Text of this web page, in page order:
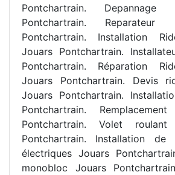
Pontchartrain.
Pontchartrain.
Pontchartrain. Installation
Jouars Pontchartrain.
Pontchartrain. Réparation
Jouars Pontchartrain. Devis
Jouars Pontchartrain.
Pontchartrain.
Pontchartrain. Volet
Pontchartrain. Installation de
électriques Jouars
monobloc Jouars